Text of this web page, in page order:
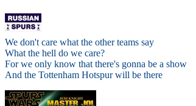
We don't care what the other teams say
What the hell do we care?
For we only know that there's gonna be a show
And the Tottenham Hotspur will be there